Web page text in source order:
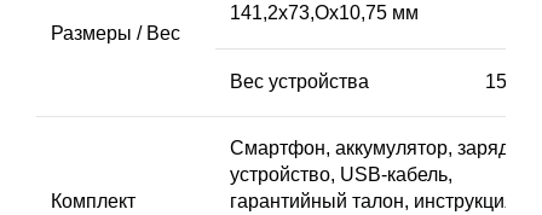
Размеры / Вес
141,2х73,Ох10,75 мм
Вес устройства 152 г
Комплект
Смартфон, аккумулятор, зарядное
устройство, USВ-кабель,
гарантийный талон, инструкция по